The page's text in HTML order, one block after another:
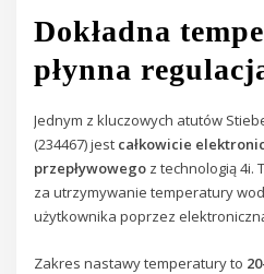
Dokładna
płynna
Jednym z kluczowych atutów
(234467) jest całkowicie
przepływowego z technologią 4i.
za utrzymywanie temperatury
użytkownika poprzez
Zakres nastawy temperatury to